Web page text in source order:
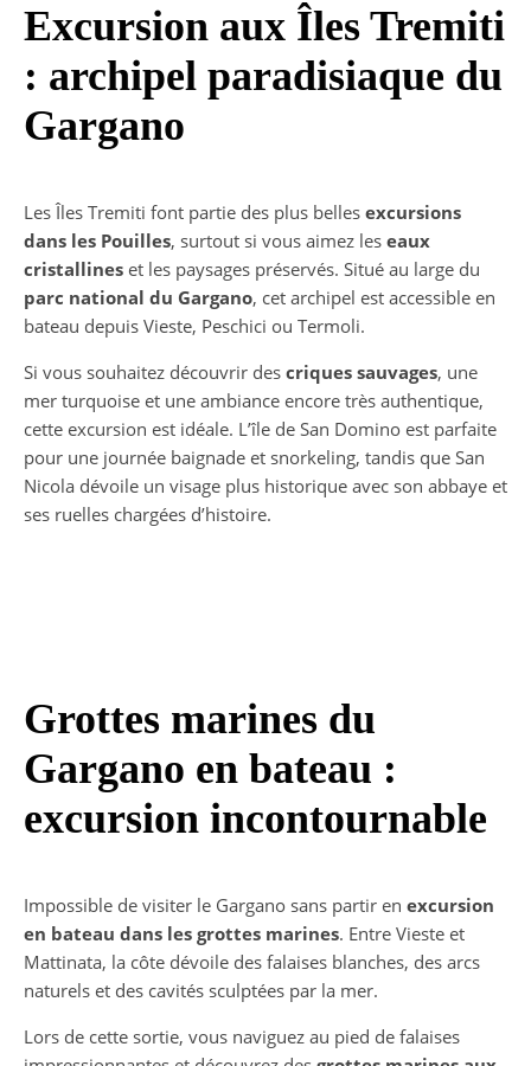
Excursion aux Îles Tremiti
: archipel paradisiaque du
Gargano
Les Îles Tremiti font partie des plus belles excursions
dans les Pouilles, surtout si vous aimez les eaux
cristallines et les paysages préservés. Situé au large du
parc national du Gargano, cet archipel est accessible en
bateau depuis Vieste, Peschici ou Termoli.
Si vous souhaitez découvrir des criques sauvages, une
mer turquoise et une ambiance encore très authentique,
cette excursion est idéale. L’île de San Domino est parfaite
pour une journée baignade et snorkeling, tandis que San
Nicola dévoile un visage plus historique avec son abbaye et
ses ruelles chargées d’histoire.
Grottes marines du
Gargano en bateau :
excursion incontournable
Impossible de visiter le Gargano sans partir en excursion
en bateau dans les grottes marines. Entre Vieste et
Mattinata, la côte dévoile des falaises blanches, des arcs
naturels et des cavités sculptées par la mer.
Lors de cette sortie, vous naviguez au pied de falaises